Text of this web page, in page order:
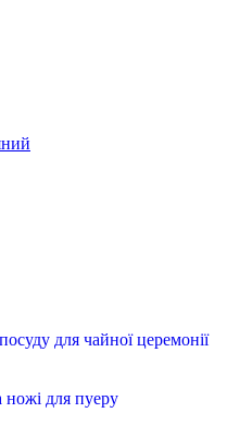
для чайної церемонії
для пуеру